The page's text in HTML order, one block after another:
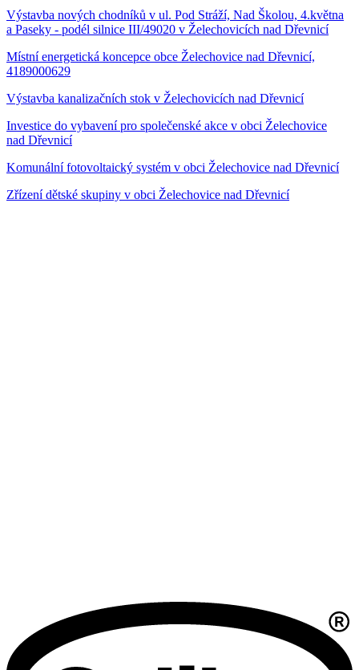
Výstavba nových chodníků v ul. Pod Stráží, Nad Školou, 4.května
a Paseky - podél silnice III/49020 v Želechovicích nad Dřevnicí
Místní energetická koncepce obce Želechovice nad Dřevnicí,
4189000629
Výstavba kanalizačních stok v Želechovicích nad Dřevnicí
Investice do vybavení pro společenské akce v obci Želechovice
nad Dřevnicí
Komunální fotovoltaický systém v obci Želechovice nad Dřevnicí
Zřízení dětské skupiny v obci Želechovice nad Dřevnicí